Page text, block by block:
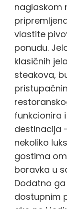
naglaskom
vlastite
ponudu.
klasičnih
steakova,
funkcionira
destinacija
nekoliko
gostima
boravka u
Dodatno
dostupnim